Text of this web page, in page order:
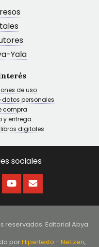
Yala
de uso
personales
compra
y entrega
digitales
sociales
reservados. Editorial Abya
porHipertexto - Netizen,